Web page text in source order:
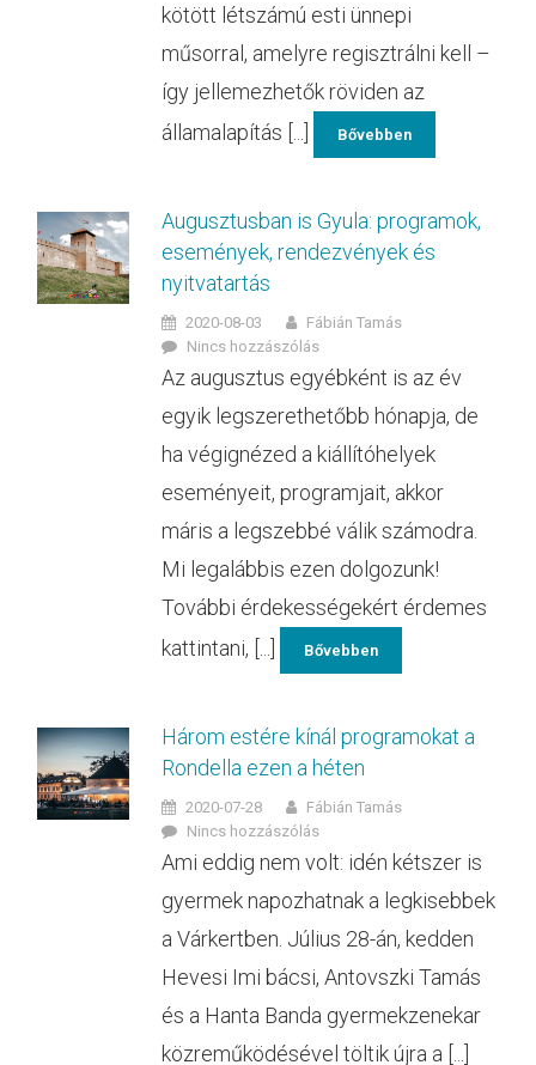
kötött létszámú esti ünnepi
műsorral, amelyre regisztrálni kell –
így jellemezhetők röviden az
államalapítás [...]
Bővebben
Augusztusban is Gyula: programok,
események, rendezvények és
nyitvatartás
2020-08-03
Fábián Tamás
Nincs hozzászólás
Az augusztus egyébként is az év
egyik legszerethetőbb hónapja, de
ha végignézed a kiállítóhelyek
eseményeit, programjait, akkor
máris a legszebbé válik számodra.
Mi legalábbis ezen dolgozunk!
További érdekességekért érdemes
kattintani, [...]
Bővebben
Három estére kínál programokat a
Rondella ezen a héten
2020-07-28
Fábián Tamás
Nincs hozzászólás
Ami eddig nem volt: idén kétszer is
gyermek napozhatnak a legkisebbek
a Várkertben. Július 28-án, kedden
Hevesi Imi bácsi, Antovszki Tamás
és a Hanta Banda gyermekzenekar
közreműködésével töltik újra a [...]